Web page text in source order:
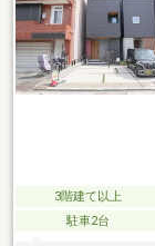
要です。現地で「
＝＝＝＝＝＝＝＝
3階建て以上
駐車2台